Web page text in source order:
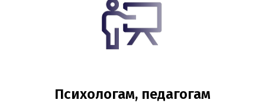
Психологам, педагогам